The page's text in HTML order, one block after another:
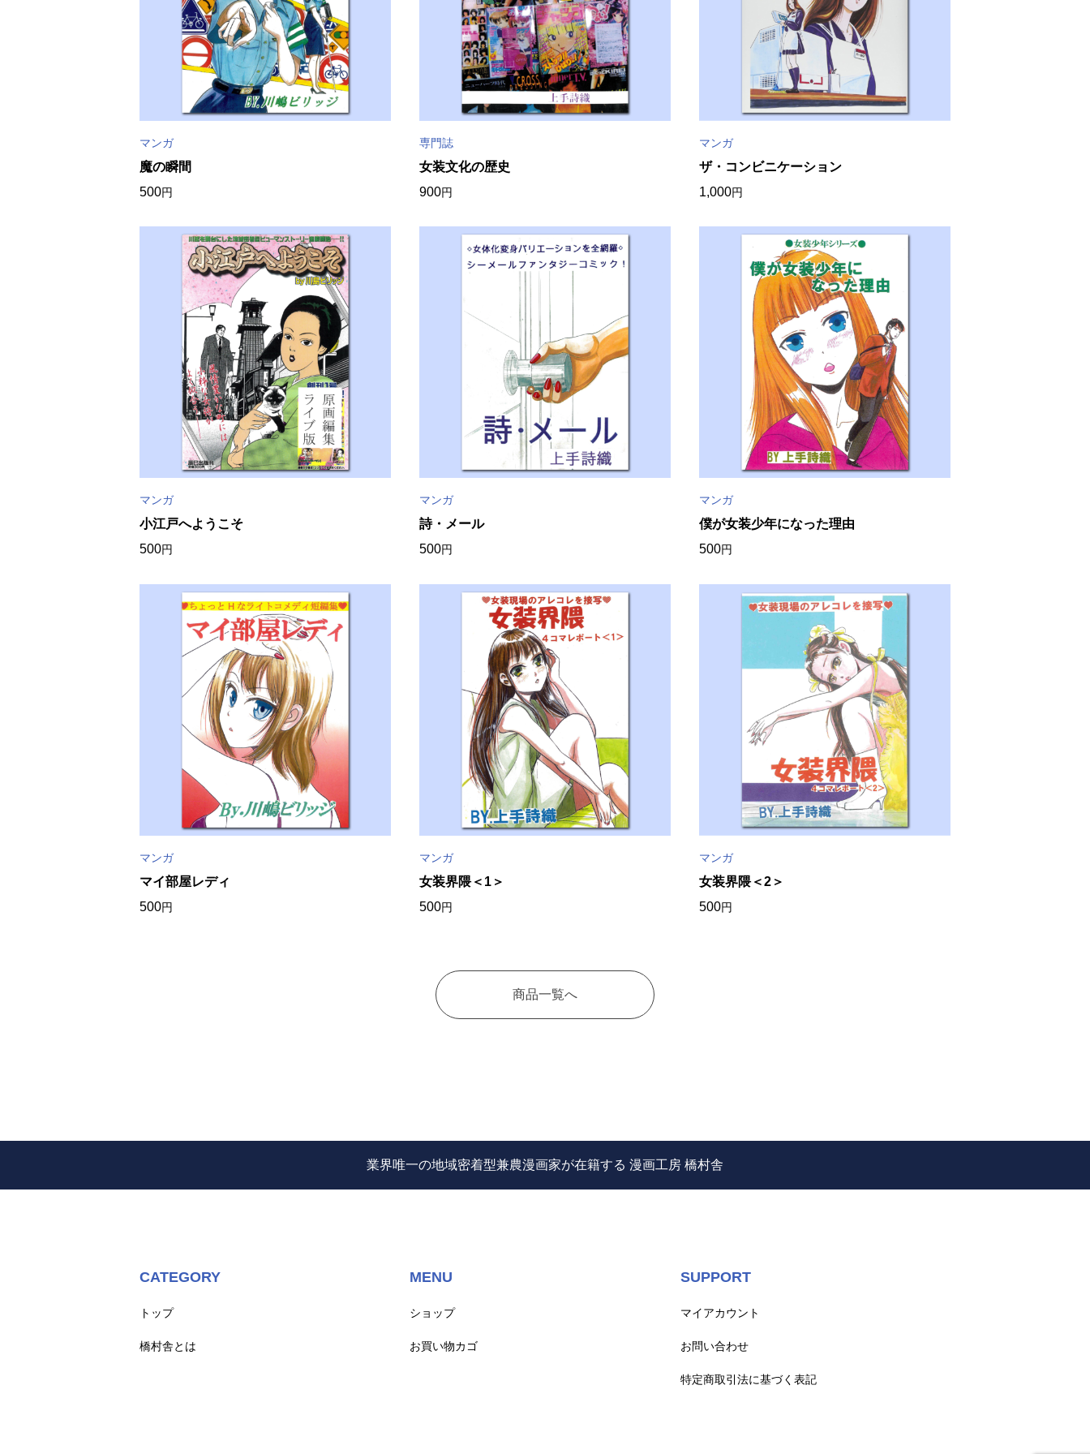
マンガ
魔の瞬間
500円
専門誌
女装文化の歴史
900円
マンガ
ザ・コンビニケーション
1,000円
マンガ
小江戸へようこそ
500円
マンガ
詩・メール
500円
マンガ
僕が女装少年になった理由
500円
マンガ
マイ部屋レディ
500円
マンガ
女装界隈＜1＞
500円
マンガ
女装界隈＜2＞
500円
商品一覧へ
業界唯一の地域密着型兼農漫画家が在籍する 漫画工房 橋村舎
CATEGORY
トップ
橋村舎とは
MENU
ショップ
お買い物カゴ
SUPPORT
マイアカウント
お問い合わせ
特定商取引法に基づく表記